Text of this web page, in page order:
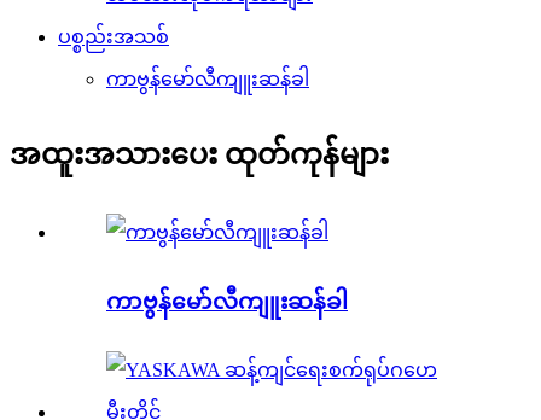
ပစ္စည်းအသစ်
ကာဗွန်မော်လီကျူးဆန်ခါ
အထူးအသားပေး ထုတ်ကုန်များ
ကာဗွန်မော်လီကျူးဆန်ခါ